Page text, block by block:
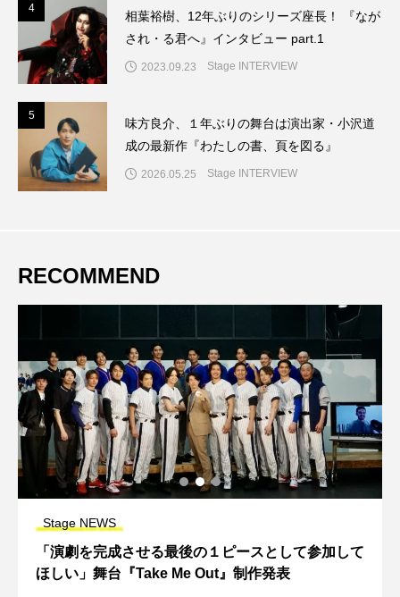
4
相葉裕樹、12年ぶりのシリーズ座長！ 『なが
され・る君へ』インタビュー part.1
2023.09.23 Stage INTERVIEW
5
味方良介、１年ぶりの舞台は演出家・小沢道
成の最新作『わたしの書、頁を図る』
2026.05.25 Stage INTERVIEW
RECOMMEND
Stage NEWS
「演劇を完成させる最後の１ピースとして参加して
ほしい」舞台『Take Me Out』制作発表